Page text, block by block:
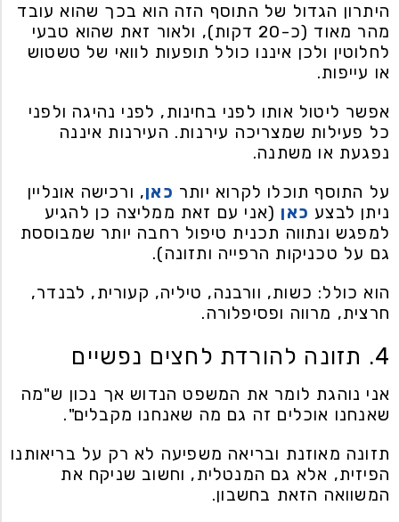
היתרון הגדול של התוסף הזה הוא בכך שהוא עובד
מהר מאוד (כ-20 דקות), ולאור זאת שהוא טבעי
לחלוטין ולכן איננו כולל תופעות לוואי של טשטוש
או עייפות.
אפשר ליטול אותו לפני בחינות, לפני נהיגה ולפני
כל פעילות שמצריכה עירנות. העירנות איננה
נפגעת או משתנה.
על התוסף תוכלו לקרוא יותר כאן, ורכישה אונליין
ניתן לבצע כאן (אני עם זאת ממליצה כן להגיע
למפגש ונתווה תכנית טיפול רחבה יותר שמבוססת
גם על טכניקות הרפייה ותזונה).
הוא כולל: כשות, וורבנה, טיליה, קעורית, לבנדר,
חרצית, מרווה ופסיפלורה.
4. תזונה להורדת לחצים נפשיים
אני נוהגת לומר את המשפט הנדוש אך נכון ש"מה
שאנחנו אוכלים זה גם מה שאנחנו מקבלים".
תזונה מאוזנת ובריאה משפיעה לא רק על בריאותנו
הפיזית, אלא גם המנטלית, וחשוב שניקח את
המשוואה הזאת בחשבון.